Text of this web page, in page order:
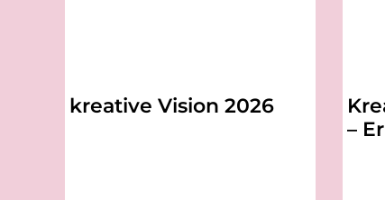
kreative Vision 2026
–